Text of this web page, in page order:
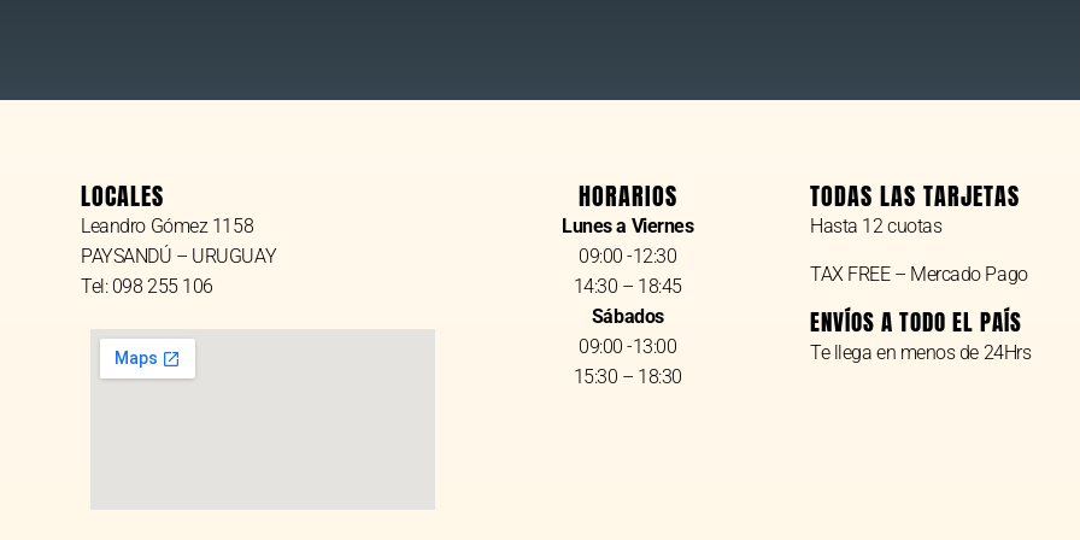
LOCALES
Leandro Gómez 1158
PAYSANDÚ – URUGUAY
Tel: 098 255 106
HORARIOS
Lunes a Viernes
09:00 -12:30
14:30 – 18:45
Sábados
09:00 -13:00
15:30 – 18:30
TODAS LAS TARJETAS
Hasta 12 cuotas
TAX FREE – Mercado Pago
ENVÍOS A TODO EL PAÍS
Te llega en menos de 24Hrs